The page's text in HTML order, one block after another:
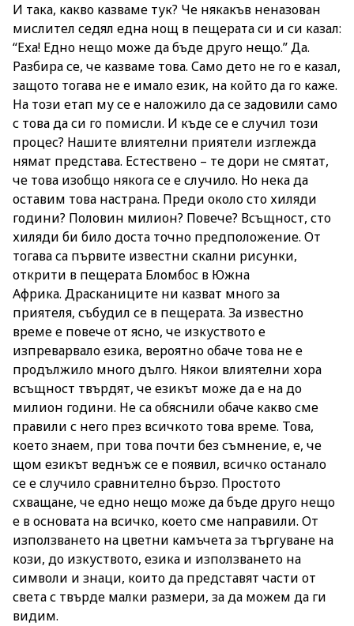
И така, какво казваме тук? Че някакъв неназован
мислител седял една нощ в пещерата си и си казал:
“Еха! Едно нещо може да бъде друго нещо.” Да.
Разбира се, че казваме това. Само дето не го е казал,
защото тогава не е имало език, на който да го каже.
На този етап му се е наложило да се задовили само
с това да си го помисли. И къде се е случил този
процес? Нашите влиятелни приятели изглежда
нямат представа. Естествено – те дори не смятат,
че това изобщо някога се е случило. Но нека да
оставим това настрана. Преди около сто хиляди
години? Половин милион? Повече? Всъщност, сто
хиляди би било доста точно предположение. От
тогава са първите известни скални рисунки,
открити в пещерата Бломбос в Южна
Африка. Драсканиците ни казват много за
приятеля, събудил се в пещерата. За известно
време е повече от ясно, че изкуството е
изпреварвало езика, вероятно обаче това не е
продължило много дълго. Някои влиятелни хора
всъщност твърдят, че езикът може да е на до
милион години. Не са обяснили обаче какво сме
правили с него през всичкото това време. Това,
което знаем, при това почти без съмнение, е, че
щом езикът веднъж се е появил, всичко останало
се е случило сравнително бързо. Простото
схващане, че едно нещо може да бъде друго нещо
е в основата на всичко, което сме направили. От
използването на цветни камъчета за търгуване на
кози, до изкуството, езика и използването на
символи и знаци, които да представят части от
света с твърде малки размери, за да можем да ги
видим.